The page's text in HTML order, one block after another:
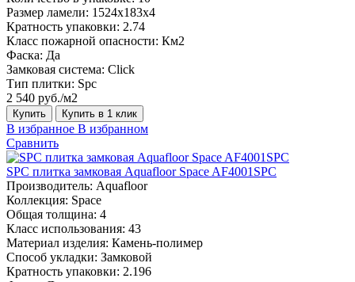
Размер ламели: 1524х183х4
Кратность упаковки: 2.74
Класс пожарной опасности: Км2
Фаска: Да
Замковая система: Click
Тип плитки: Spc
2 540 руб./м2
Купить Купить в 1 клик
В избранное В избранном
Сравнить
SPC плитка замковая Aquafloor Space AF4001SPC
Производитель: Aquafloor
Коллекция: Space
Общая толщина: 4
Класс использования: 43
Материал изделия: Камень-полимер
Способ укладки: Замковой
Кратность упаковки: 2.196